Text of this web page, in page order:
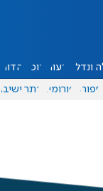
ונדל"ן דעות אוכל יהדות
ספורט פורומים אתר ישיבה